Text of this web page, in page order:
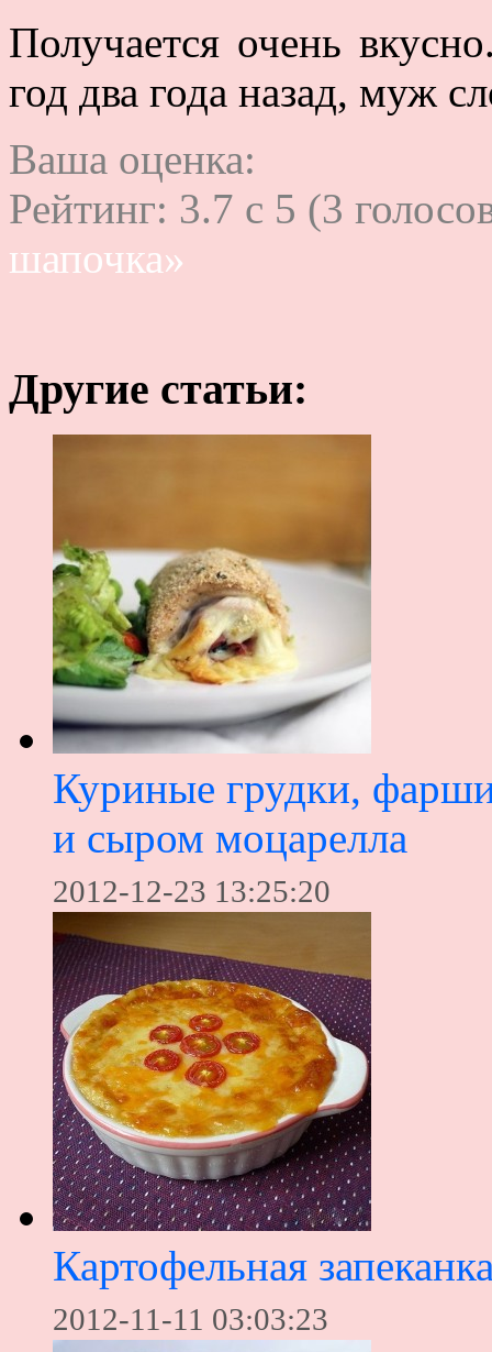
Получается очень
год два года назад, муж
Ваша оценка:
Рейтинг: 3.7 c 5 (3
шапочка»
Другие статьи:
Куриные грудки,
и сыром моцарелла
2012-12-23 13:25:20
Картофельная
2012-11-11 03:03:23